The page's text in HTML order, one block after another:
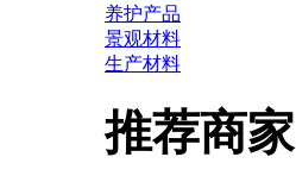
养护产品
景观材料
生产材料
推荐商家